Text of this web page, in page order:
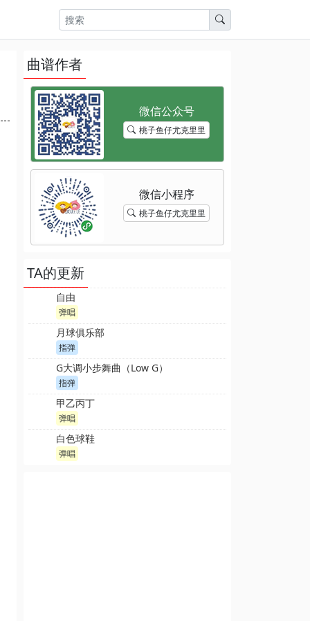
曲谱作者
桃子鱼仔尤克里里
桃子鱼仔尤克里里
TA的更新
自由
弹唱
月球俱乐部
指弹
G大调小步舞曲（Low G）
指弹
甲乙丙丁
弹唱
白色球鞋
弹唱